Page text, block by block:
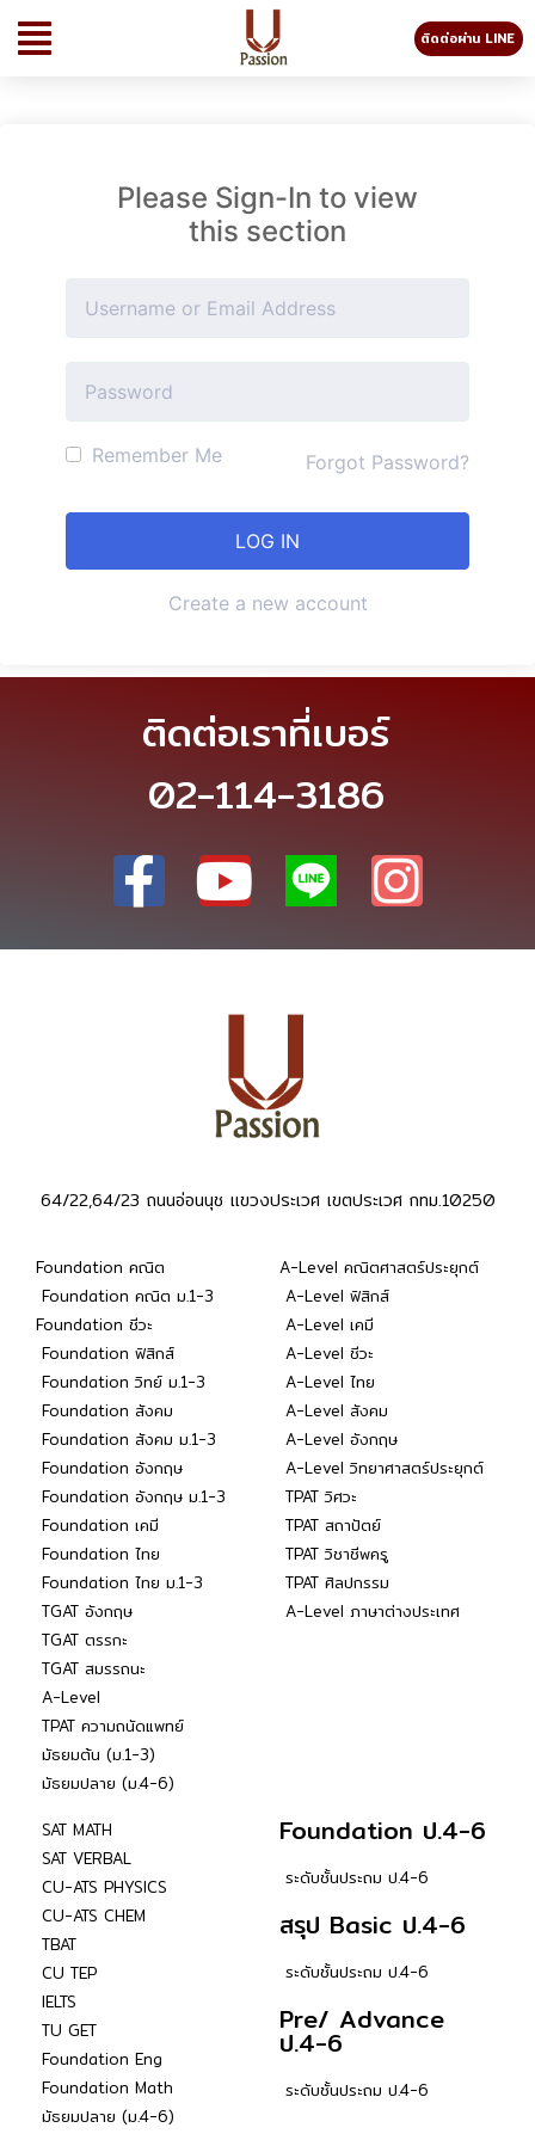
ติดต่อผ่าน LINE
Please Sign-In to view
this section
Remember Me Forgot Password?
Create a new account
ติดต่อเราที่เบอร์
02-114-3186
64/22,64/23 ถนนอ่อนนุช แขวงประเวศ เขตประเวศ กทม.10250
Foundation คณิต
Foundation คณิต ม.1-3
Foundation ชีวะ
Foundation ฟิสิกส์
Foundation วิทย์ ม.1-3
Foundation สังคม
Foundation สังคม ม.1-3
Foundation อังกฤษ
Foundation อังกฤษ ม.1-3
Foundation เคมี
Foundation ไทย
Foundation ไทย ม.1-3
TGAT อังกฤษ
TGAT ตรรกะ
TGAT สมรรถนะ
A-Level
TPAT ความถนัดแพทย์
มัธยมต้น (ม.1-3)
มัธยมปลาย (ม.4-6)
A-Level คณิตศาสตร์ประยุกต์
A-Level ฟิสิกส์
A-Level เคมี
A-Level ชีวะ
A-Level ไทย
A-Level สังคม
A-Level อังกฤษ
A-Level วิทยาศาสตร์ประยุกต์
TPAT วิศวะ
TPAT สถาปัตย์
TPAT วิชาชีพครู
TPAT ศิลปกรรม
A-Level ภาษาต่างประเทศ
SAT MATH
SAT VERBAL
CU-ATS PHYSICS
CU-ATS CHEM
TBAT
CU TEP
IELTS
TU GET
Foundation Eng
Foundation Math
มัธยมปลาย (ม.4-6)
Foundation ป.4-6
ระดับชั้นประถม ป.4-6
สรุป Basic ป.4-6
ระดับชั้นประถม ป.4-6
Pre/ Advance
ป.4-6
ระดับชั้นประถม ป.4-6